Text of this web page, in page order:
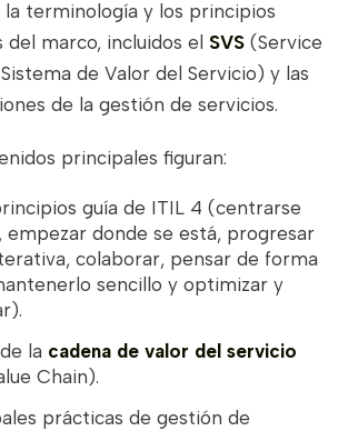
la terminología y los principios
marco, incluidos el SVS (Service
de Valor del Servicio) y las
de la gestión de servicios.
principales figuran:
guía de ITIL 4 (centrarse
empezar donde se está, progresar
colaborar, pensar de forma
sencillo y optimizar y
la cadena de valor del servicio
Chain).
prácticas de gestión de